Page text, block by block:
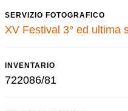
SERVIZIO FOTOGRAFICO
XV Festival 3° ed ultima
INVENTARIO
722086/81